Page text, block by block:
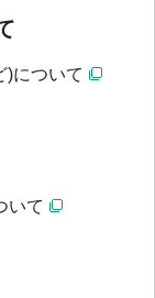
)について
いて